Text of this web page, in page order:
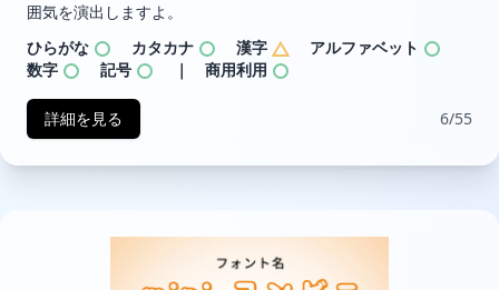
囲気を演出しますよ。
ひらがな
カタカナ 漢字
アルファベット
数字
記号 ｜ 商用利用
詳細を見る 6/55